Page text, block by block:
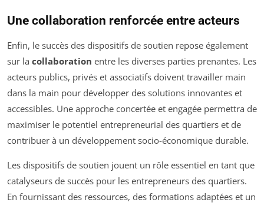
Une collaboration renforcée entre acteurs
Enfin, le succès des dispositifs de soutien repose également
sur la collaboration entre les diverses parties prenantes. Les
acteurs publics, privés et associatifs doivent travailler main
dans la main pour développer des solutions innovantes et
accessibles. Une approche concertée et engagée permettra de
maximiser le potentiel entrepreneurial des quartiers et de
contribuer à un développement socio-économique durable.
Les dispositifs de soutien jouent un rôle essentiel en tant que
catalyseurs de succès pour les entrepreneurs des quartiers.
En fournissant des ressources, des formations adaptées et un